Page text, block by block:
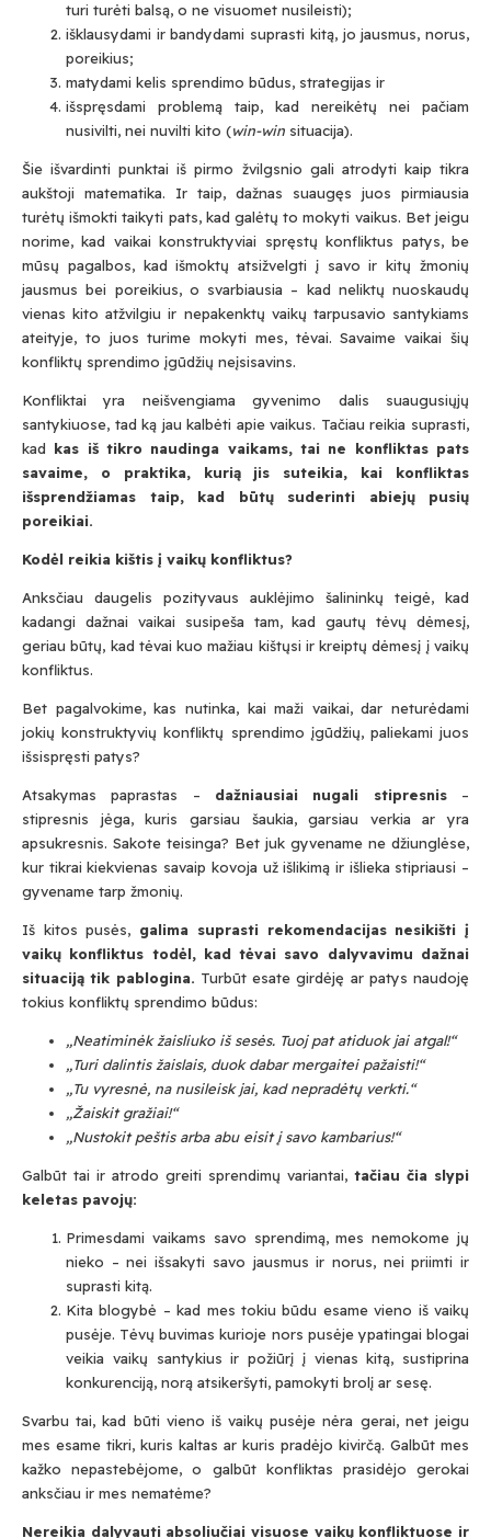
turi turėti balsą, o ne visuomet nusileisti);
išklausydami ir bandydami suprasti kitą, jo jausmus, norus,
poreikius;
matydami kelis sprendimo būdus, strategijas ir
išspręsdami problemą taip, kad nereikėtų nei pačiam
nusivilti, nei nuvilti kito (win-win situacija).
Šie išvardinti punktai iš pirmo žvilgsnio gali atrodyti kaip tikra
aukštoji matematika. Ir taip, dažnas suaugęs juos pirmiausia
turėtų išmokti taikyti pats, kad galėtų to mokyti vaikus. Bet jeigu
norime, kad vaikai konstruktyviai spręstų konfliktus patys, be
mūsų pagalbos, kad išmoktų atsižvelgti į savo ir kitų žmonių
jausmus bei poreikius, o svarbiausia – kad neliktų nuoskaudų
vienas kito atžvilgiu ir nepakenktų vaikų tarpusavio santykiams
ateityje, to juos turime mokyti mes, tėvai. Savaime vaikai šių
konfliktų sprendimo įgūdžių neįsisavins.
Konfliktai yra neišvengiama gyvenimo dalis suaugusiųjų
santykiuose, tad ką jau kalbėti apie vaikus. Tačiau reikia suprasti,
kad kas ištikro naudinga vaikams, tai ne konfliktas pats
savaime, o praktika, kurią jis suteikia, kai konfliktas
išsprendžiamas taip, kad būtų suderinti abiejų pusių
poreikiai.
Kodėl reikia kištis į vaikų konfliktus?
Anksčiau daugelis pozityvaus auklėjimo šalininkų teigė, kad
kadangi dažnai vaikai susipeša tam, kad gautų tėvų dėmesį,
geriau būtų, kad tėvai kuo mažiau kištųsi ir kreiptų dėmesį į vaikų
konfliktus.
Bet pagalvokime, kas nutinka, kai maži vaikai, dar neturėdami
jokių konstruktyvių konfliktų sprendimo įgūdžių, paliekami juos
išsispręsti patys?
Atsakymas paprastas – dažniausiai nugali stipresnis –
stipresnis jėga, kuris garsiau šaukia, garsiau verkia ar yra
apsukresnis. Sakote teisinga? Bet juk gyvename ne džiunglėse,
kur tikrai kiekvienas savaip kovoja už išlikimą ir išlieka stipriausi –
gyvename tarp žmonių.
Iš kitos pusės, galima suprasti rekomendacijas nesikišti į
vaikų konfliktus todėl, kad tėvai savo dalyvavimu dažnai
situaciją tik pablogina. Turbūt esate girdėję ar patys naudoję
tokius konfliktų sprendimo būdus:
„Neatiminėkžaisliuko išsesės. Tuoj pat atiduok jai atgal!“
„Turi dalintis žaislais, duok dabar mergaitei pažaisti!“
„Tu vyresnė, na nusileisk jai, kad nepradėtųverkti.“
„Žaiskit gražiai!“
„Nustokit peštis arba abu eisitįsavo kambarius!“
Galbūt tai ir atrodo greiti sprendimų variantai, tačiau čia slypi
keletas pavojų:
Primesdami vaikams savo sprendimą, mes nemokome jų
nieko – nei išsakyti savo jausmus ir norus, nei priimti ir
suprasti kitą.
Kita blogybė – kad mes tokiu būdu esame vieno iš vaikų
pusėje. Tėvų buvimas kurioje nors pusėje ypatingai blogai
veikia vaikų santykius ir požiūrį į vienas kitą, sustiprina
konkurenciją, norą atsikeršyti, pamokyti brolį ar sesę.
Svarbu tai, kad būti vieno iš vaikų pusėje nėra gerai, net jeigu
mes esame tikri, kuris kaltas ar kuris pradėjo kivirčą. Galbūt mes
kažko nepastebėjome, o galbūt konfliktas prasidėjo gerokai
anksčiau ir mes nematėme?
Nereikia dalyvauti absoliučiai visuose vaikų konfliktuose ir